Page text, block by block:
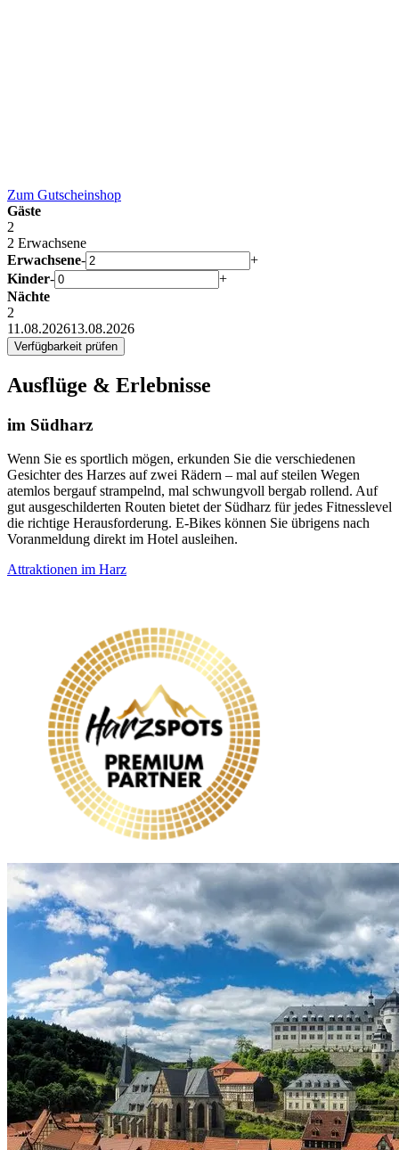
Zum Gutscheinshop
Gäste
2
2 Erwachsene
Erwachsene-
+
Kinder-
+
Nächte
2
11.08.202613.08.2026
Ausflüge & Erlebnisse
im Südharz
Wenn Sie es sportlich mögen, erkunden Sie die verschiedenen
Gesichter des Harzes auf zwei Rädern – mal auf steilen Wegen
atemlos bergauf strampelnd, mal schwungvoll bergab rollend. Auf
gut ausgeschilderten Routen bietet der Südharz für jedes Fitnesslevel
die richtige Herausforderung. E-Bikes können Sie übrigens nach
Voranmeldung direkt im Hotel ausleihen.
Attraktionen im Harz